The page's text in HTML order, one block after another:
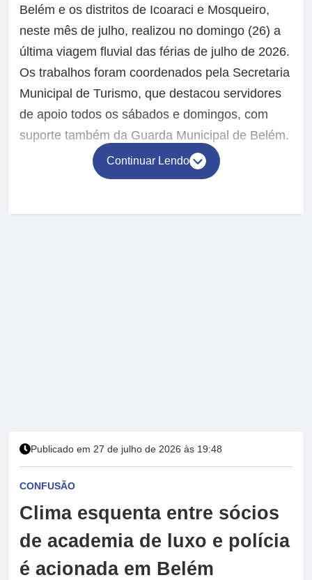
Belém e os distritos de Icoaraci e Mosqueiro,
neste mês de julho, realizou no domingo (26) a
última viagem fluvial das férias de julho de 2026.
Os trabalhos foram coordenados pela Secretaria
Municipal de Turismo, que destacou servidores
de apoio todos os sábados e domingos, com
suporte também da Guarda Municipal de Belém.
Continuar Lendo
Publicado em 27 de julho de 2026 às 19:48
CONFUSÃO
Clima esquenta entre sócios
de academia de luxo e polícia
é acionada em Belém